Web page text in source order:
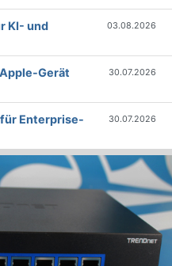
KI- und
03.08.2026
Gerät
30.07.2026
für Enterprise-
30.07.2026